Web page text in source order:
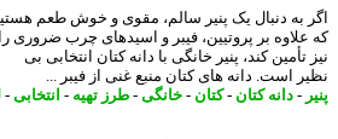
به دنبال یک پنیر سالم، مقوی و خوش طعم هستید
بر پروتیین، فیبر و اسیدهای چرب ضروری را
تأمین کند، پنیر خانگی با دانه کتان انتخابی بی
است. دانه های کتان منبع غنی از فیبر ...
-دانه کتان-کتان-خانگی-طرز تهیه -انتخابی-لیمو